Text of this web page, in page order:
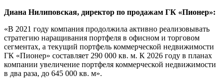
Диана Нилиповская, директор по продажам ГК «Пионер»:
«В 2021 году компания продолжила активно реализовывать
стратегию наращивания портфеля в офисном и торговом
сегментах, а текущий портфель коммерческой недвижимости
ГК «Пионер» составляет 290 000 кв. м. К 2026 году в планах
компании увеличение портфеля коммерческой недвижимости
в два раза, до 645 000 кв. м».